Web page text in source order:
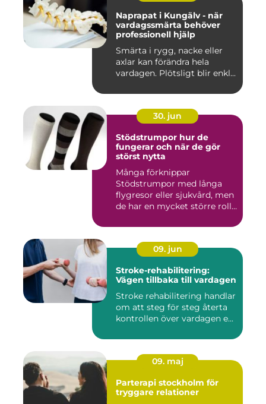
Naprapat i Kungälv - när
vardagssmärta behöver
professionell hjälp
Smärta i rygg, nacke eller
axlar kan förändra hela
vardagen. Plötsligt blir enkl...
30. jun
Stödstrumpor hur de
fungerar och när de gör
störst nytta
Många förknippar
Stödstrumpor med långa
flygresor eller sjukvård, men
de har en mycket större roll
09. jun
Stroke-rehabilitering:
Vägen tillbaka till vardagen
Stroke rehabilitering handlar
om att steg för steg återta
kontrollen över vardagen e...
09. maj
Parterapi stockholm för
tryggare relationer